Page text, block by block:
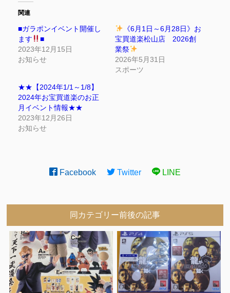
関連
■ガラポンイベント開催し
ます
■
2023年12月15日
お知らせ
《6月1日～6月28日》お
宝買道楽松山店 2026創
業祭
2026年5月31日
スポーツ
★★【2024年1/1～1/8】
2024年お宝買道楽のお正
月イベント情報★★
2023年12月26日
お知らせ
Facebook Twitter LINE
同カテゴリー前後の記事